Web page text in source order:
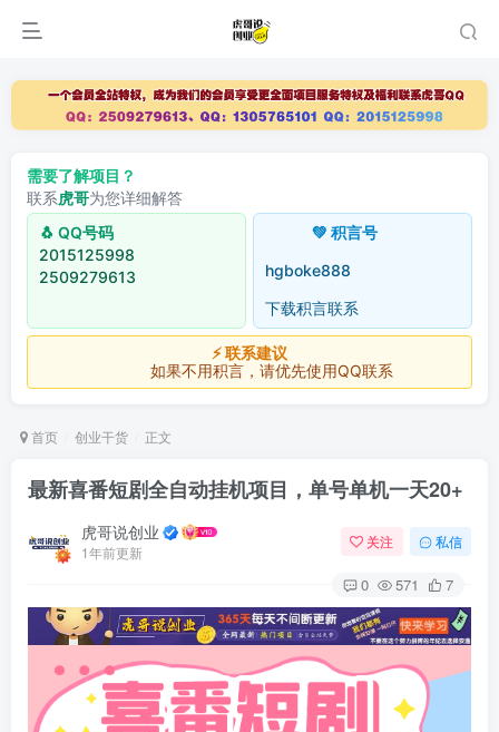
需要了解项目？
联系虎哥为您详细解答
🐧 QQ号码
2015125998
2509279613
💚 积言号
hgboke888
下载积言联系
⚡ 联系建议
如果不用积言，请优先使用QQ联系
首页 创业干货 正文
最新喜番短剧全自动挂机项目，单号单机一天20+
虎哥说创业
1年前更新
关注 私信
0 571 7